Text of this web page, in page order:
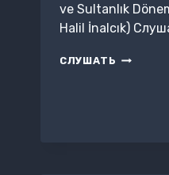
ve Sultanlık
Halil İnalcık)
СЛУШАТЬ